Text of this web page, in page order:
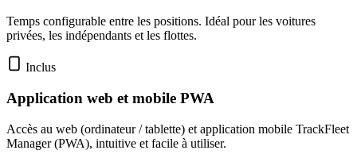
Temps configurable entre les positions. Idéal pour les voitures
privées, les indépendants et les flottes.
Inclus
Application web et mobile PWA
Accès au web (ordinateur / tablette) et application mobile TrackFleet
Manager (PWA), intuitive et facile à utiliser.